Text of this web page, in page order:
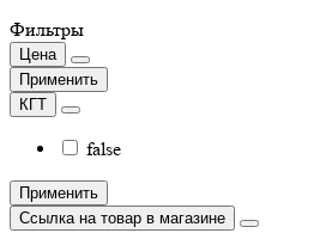
Фильтры
Цена
Применить
КГТ
false
Применить
Ссылка на товар в магазине